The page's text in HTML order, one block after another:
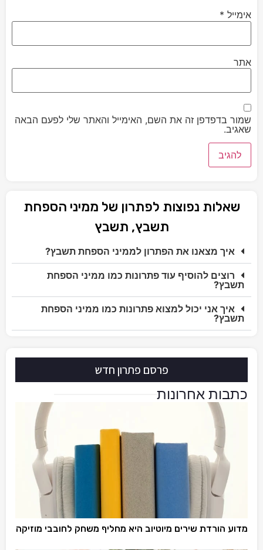
אימייל *
אתר
שמור בדפדפן זה את השם, האימייל והאתר שלי לפעם הבאה
שאגיב.
שאלות נפוצות לפתרון של ממיני הספחת
תשבץ, תשבץ
איך מצאנו את הפתרון לממיני הספחת תשבץ?
רוצים להוסיף עוד פתרונות כמו ממיני הספחת
תשבץ?
איך אני יכול למצוא פתרונות כמו ממיני הספחת
תשבץ?
פרסם פתרון חדש
כתבות אחרונות
מדוע הורדת שירים מיוטיוב היא מחליף משחק לחובבי מוזיקה